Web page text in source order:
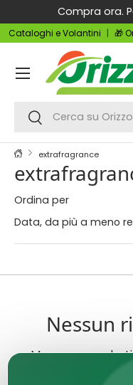
Passa ai contenuti
Compra ora.
Cataloghi e Volantini 🎁
Cerca
Cerca
Menu
extrafragrance
Ordina per
Data, da più a meno
Nessun
Ma non